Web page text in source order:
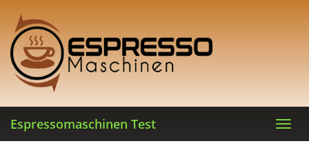
main
content
Espressomaschinen Test